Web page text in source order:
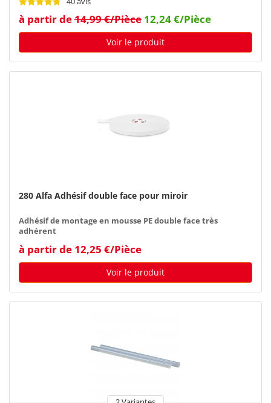
à partir de14,99 €/Pièce 12,24 €/Pièce
Voir le produit
280 Alfa Adhésif double face pour miroir
Adhésif de montage en mousse PE double face très
adhérent
à partir de 12,25 €/Pièce
Voir le produit